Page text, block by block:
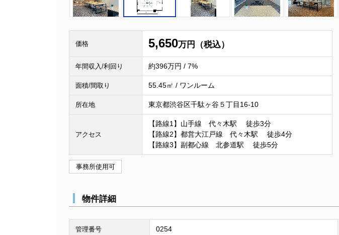
価格 5,650万円（税込）
年間収入/利回り 約396万円 / 7%
面積/間取り 55.45㎡ / ワンルーム
所在地 東京都渋谷区千駄ヶ谷５丁目16-10
アクセス
【路線1】山手線 代々木駅 徒歩3分
【路線2】都営大江戸線 代々木駅 徒歩4分
【路線3】副都心線 北参道駅 徒歩5分
事務所使用可
物件詳細
管理番号 0254